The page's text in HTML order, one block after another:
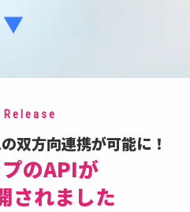
Release
双方向連携が可能に！
のAPIが
されました